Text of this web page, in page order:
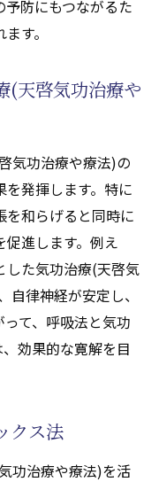
防にもつながるた
す。
(天啓気功治療や
気功治療や療法)の
発揮します。特に
を和らげると同時に
進します。例え
した気功治療(天啓気
律神経が安定し、
て、呼吸法と気功
効果的な寛解を目
クス法
功治療や療法)を活